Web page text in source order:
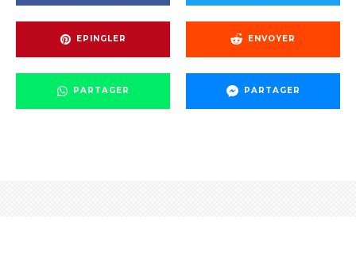
EPINGLER ENVOYER
PARTAGER PARTAGER